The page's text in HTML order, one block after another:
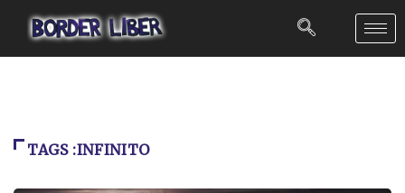
TAGS :INFINITO